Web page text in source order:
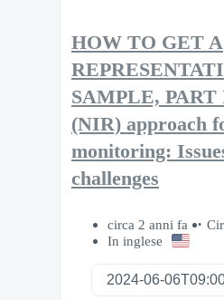
HOW TO GET A
SAMPLE,
(NIR) approach
monitoring:
challenges
circa 2 anni fa
In inglese